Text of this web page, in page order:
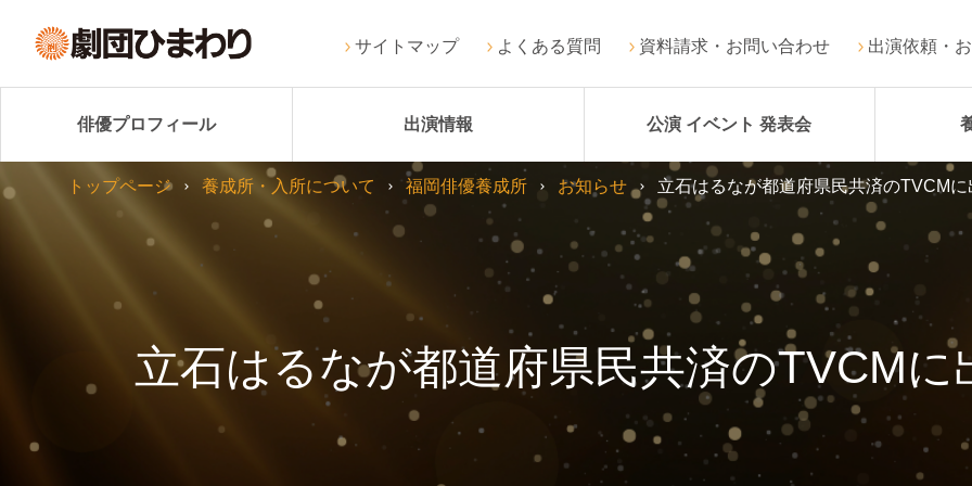
サイトマップ よくある質問 資料請求・お問い合わせ 出演依頼・
俳優プロフィール 出演情報 公演 イベント 発表会
立石はるなが都道府県民共済のTVCM
トップページ 養成所・入所について 福岡俳優養成所 お知らせ 立石はるなが都道府県民共済のTVCM